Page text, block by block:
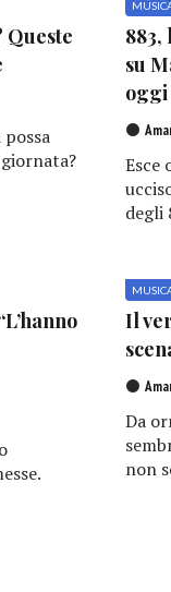
Queste
883,
su
oggi
Esce
degli
Il
Da
non